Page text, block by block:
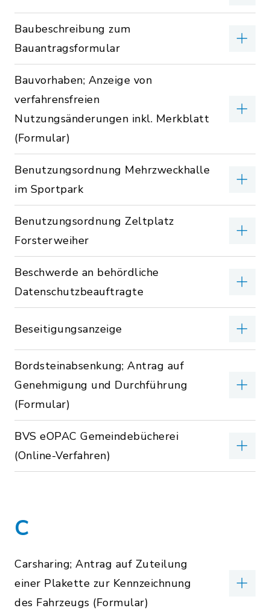
Baubeschreibung zum
Bauantragsformular
Bauvorhaben; Anzeige von
verfahrensfreien
Nutzungsänderungen inkl. Merkblatt
(Formular)
Benutzungsordnung Mehrzweckhalle
im Sportpark
Benutzungsordnung Zeltplatz
Forsterweiher
Beschwerde an behördliche
Datenschutzbeauftragte
Beseitigungsanzeige
Bordsteinabsenkung; Antrag auf
Genehmigung und Durchführung
(Formular)
BVS eOPAC Gemeindebücherei
(Online-Verfahren)
C
Carsharing; Antrag auf Zuteilung
einer Plakette zur Kennzeichnung
des Fahrzeugs (Formular)